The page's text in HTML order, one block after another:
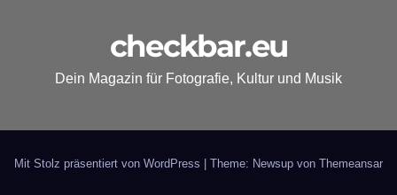
checkbar.eu
Dein Magazin für Fotografie, Kultur und Musik
Mit Stolz präsentiert von WordPress | Theme: Newsup von Themeansar